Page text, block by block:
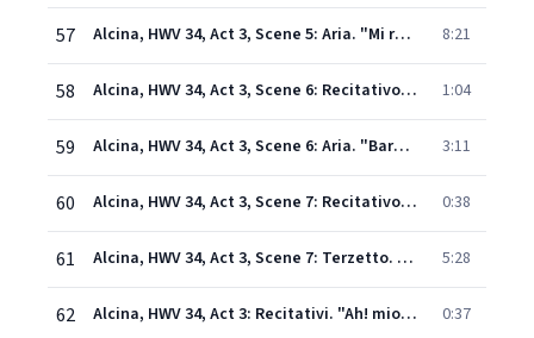
57 Alcina, HWV 34, Act 3, Scene 5: Aria. "Mi restano le lagrime" (Alcina) 8:21
58 Alcina, HWV 34, Act 3, Scene 6: Recitativo. "Già vicino è il momento" (Oberto, Alcina) 1:04
59 Alcina, HWV 34, Act 3, Scene 6: Aria. "Barbara! Io ben lo so" (Oberto) 3:11
60 Alcina, HWV 34, Act 3, Scene 7: Recitativo. "Le lusinghe" (Bradamante, Alcina, Ruggiero) 0:38
61 Alcina, HWV 34, Act 3, Scene 7: Terzetto. "Non è amor, nè gelosia" - Recitativo. "Prendi e vivi" (Alcina, Bradamante, Ruggiero, Oronte) 5:28
62 Alcina, HWV 34, Act 3: Recitativi. "Ah! mio Ruggier" - "Misera" - "A che tardi?" (Melisso, Ruggiero, Oronte, Alcina, Morgana, Bradamante) [Live] 0:37